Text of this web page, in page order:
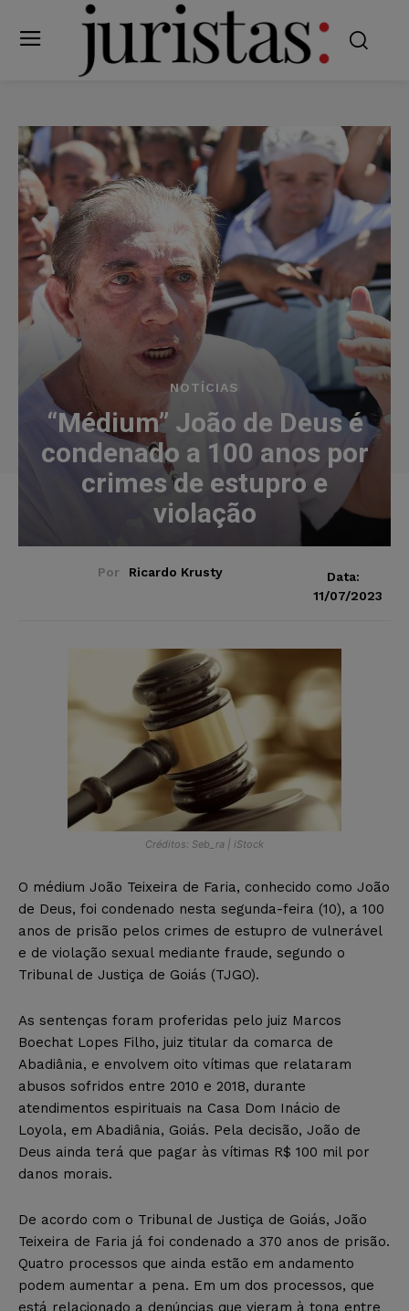
NOTÍCIAS
“Médium” João de Deus é
condenado a 100 anos por
crimes de estupro e
violação
Por Ricardo Krusty
Data:
11/07/2023
Créditos: Seb_ra | iStock
O médium João Teixeira de Faria, conhecido como João
de Deus, foi condenado nesta segunda-feira (10), a 100
anos de prisão pelos crimes de estupro de vulnerável
e de violação sexual mediante fraude, segundo o
Tribunal de Justiça de Goiás (TJGO).
As sentenças foram proferidas pelo juiz Marcos
Boechat Lopes Filho, juiz titular da comarca de
Abadiânia, e envolvem oito vítimas que relataram
abusos sofridos entre 2010 e 2018, durante
atendimentos espirituais na Casa Dom Inácio de
Loyola, em Abadiânia, Goiás. Pela decisão, João de
Deus ainda terá que pagar às vítimas R$ 100 mil por
danos morais.
De acordo com o Tribunal de Justiça de Goiás, João
Teixeira de Faria já foi condenado a 370 anos de prisão.
Quatro processos que ainda estão em andamento
podem aumentar a pena. Em um dos processos, que
está relacionado a denúncias que vieram à tona entre